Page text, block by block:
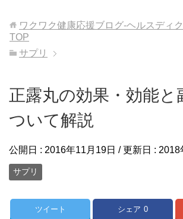
ワクワク健康応援ブログ-ヘルスディ
TOP
サプリ
正露丸の効果・効能と
ついて解説
公開日 : 2016年11月19日 / 更新日 : 2018
サプリ
ツイート シェア 0